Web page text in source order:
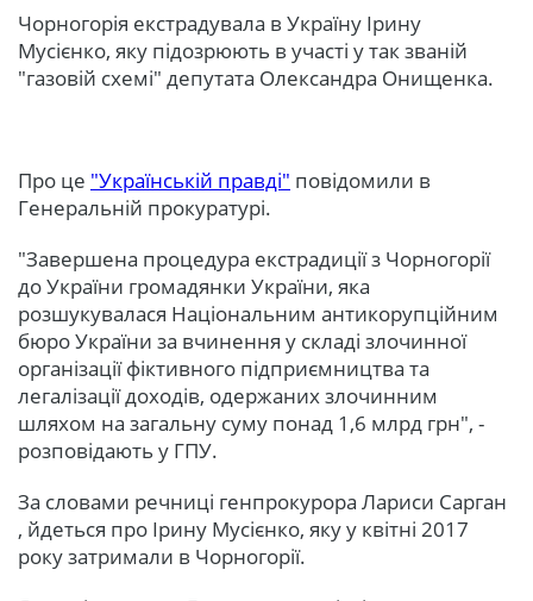
Чорногорія екстрадувала в Україну Ірину
Мусієнко, яку підозрюють в участі у так званій
"газовій схемі" депутата Олександра Онищенка.
Про це "Українській правді" повідомили в
Генеральній прокуратурі.
"Завершена процедура екстрадиції з Чорногорії
до України громадянки України, яка
розшукувалася Національним антикорупційним
бюро України за вчинення у складі злочинної
організації фіктивного підприємництва та
легалізації доходів, одержаних злочинним
шляхом на загальну суму понад 1,6 млрд грн", -
розповідають у ГПУ.
За словами речниці генпрокурора Лариси Сарган
, йдеться про Ірину Мусієнко, яку у квітні 2017
року затримали в Чорногорії.